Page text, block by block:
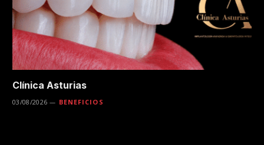
Clínica Asturias
03/08/2026 BENEFICIOS